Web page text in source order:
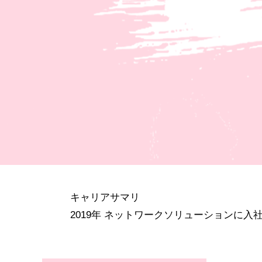
キャリアサマリ
2019年 ネットワークソリューションに入